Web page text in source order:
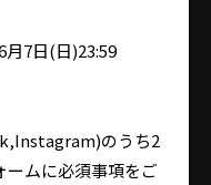
月7日(日)23:59
のうち2
ームに必須事項をご